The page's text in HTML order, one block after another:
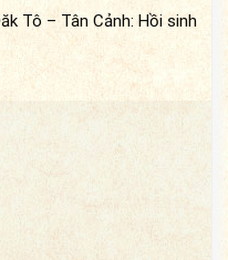
Tô – Tân Cảnh: Hồi sinh